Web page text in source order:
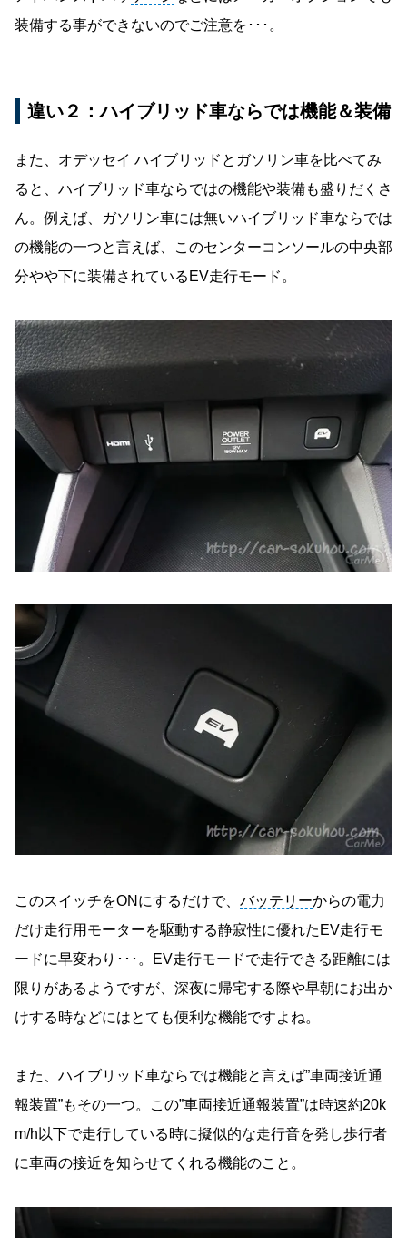
装備する事ができないのでご注意を･･･。
違い２：ハイブリッド車ならでは機能＆装備
また、オデッセイ ハイブリッドとガソリン車を比べてみ
ると、ハイブリッド車ならではの機能や装備も盛りだくさ
ん。例えば、ガソリン車には無いハイブリッド車ならでは
の機能の一つと言えば、このセンターコンソールの中央部
分やや下に装備されているEV走行モード。
このスイッチをONにするだけで、 バッテリーからの電力
だけ走行用モーターを駆動する静寂性に優れたEV走行モ
ードに早変わり･･･。EV走行モードで走行できる距離には
限りがあるようですが、深夜に帰宅する際や早朝にお出か
けする時などにはとても便利な機能ですよね。
また、ハイブリッド車ならでは機能と言えば”車両接近通
報装置”もその一つ。この”車両接近通報装置”は時速約20k
m/h以下で走行している時に擬似的な走行音を発し歩行者
に車両の接近を知らせてくれる機能のこと。